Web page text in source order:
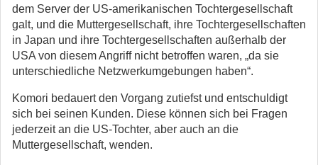
dem Server der US-amerikanischen Tochtergesellschaft
galt, und die Muttergesellschaft, ihre Tochtergesellschaften
in Japan und ihre Tochtergesellschaften außerhalb der
USA von diesem Angriff nicht betroffen waren, „da sie
unterschiedliche Netzwerkumgebungen haben“.
Komori bedauert den Vorgang zutiefst und entschuldigt
sich bei seinen Kunden. Diese können sich bei Fragen
jederzeit an die US-Tochter, aber auch an die
Muttergesellschaft, wenden.